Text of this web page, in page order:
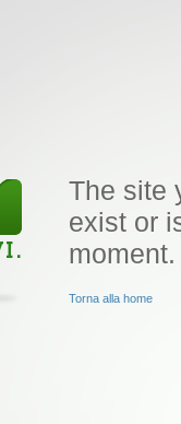
The site
exist or
moment.
Torna alla home